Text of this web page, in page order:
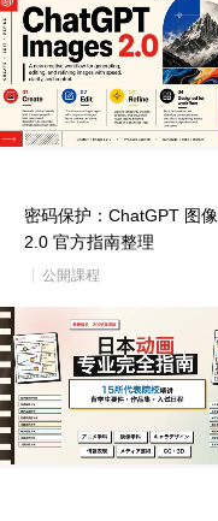
密码保护：ChatGPT 图像
2.0 官方指南整理
公開課程